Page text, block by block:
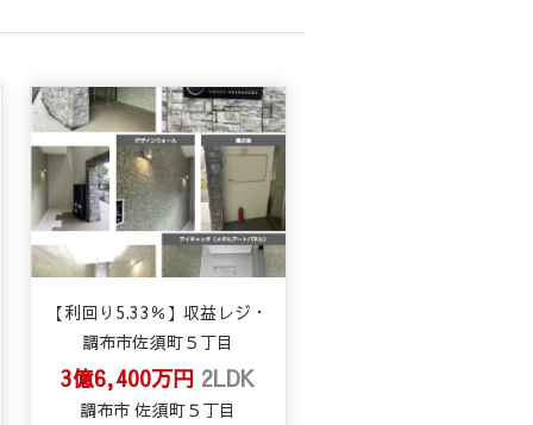
【利回り5.33％】収益レジ・
調布市佐須町５丁目
3億6,400万円 2LDK
調布市 佐須町５丁目